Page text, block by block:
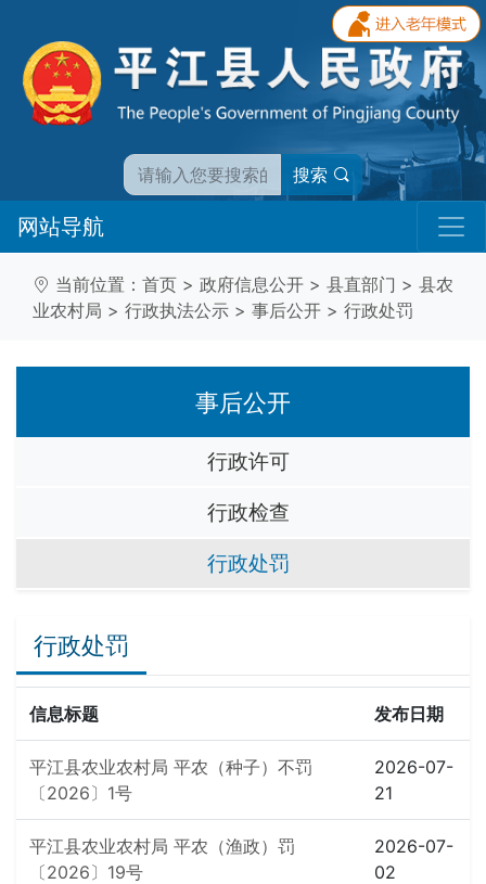
搜索
网站导航
当前位置： 首页 > 政府信息公开 > 县直部门 > 县农
业农村局 > 行政执法公示 > 事后公开 > 行政处罚
事后公开
行政许可
行政检查
行政处罚
行政处罚
信息标题 发布日期
平江县农业农村局 平农（种子）不罚
〔2026〕1号
2026-07-
21
平江县农业农村局 平农（渔政）罚
〔2026〕19号
2026-07-
02